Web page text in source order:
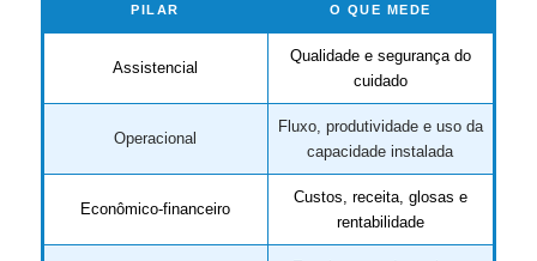
PILAR O QUE MEDE
Assistencial
Qualidade e segurança do
cuidado
Operacional
Fluxo, produtividade e uso da
capacidade instalada
Econômico-financeiro
Custos, receita, glosas e
rentabilidade